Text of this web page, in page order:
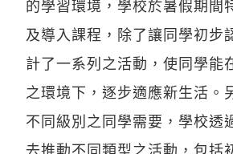
的學習環境，學校於暑假期間
及導入課程，除了讓同學初步
計了一系列之活動，使同學能
之環境下，逐步適應新生活。
不同級別之同學需要，學校透
去推動不同類型之活動，包括